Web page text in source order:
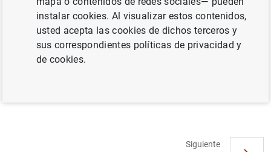
Documento completo
Octubre 2008 (1
Siguiente
instalar cookies. Al visualizar estos contenidos,
usted acepta las cookies de dichos terceros y
sus correspondientes políticas de privacidad y
de cookies.